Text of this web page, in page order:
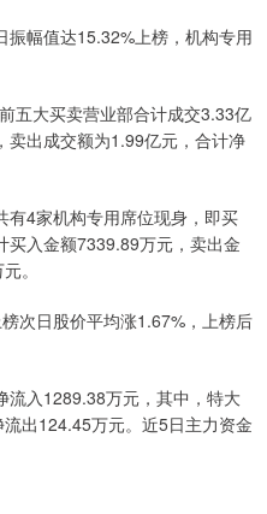
幅值达15.32%上榜，机构专用
五大买卖营业部合计成交3.33亿
卖出成交额为1.99亿元，合计净
有4家机构专用席位现身，即买
买入金额7339.89万元，卖出金
。
次日股价平均涨1.67%，上榜后
流入1289.38万元，其中，特大
出124.45万元。近5日主力资金